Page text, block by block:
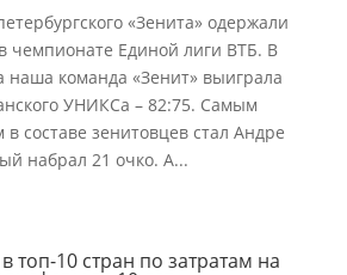
«Зенита» одержали
чемпионате Единой лиги ВТБ. В
наша команда «Зенит» выиграла
УНИКСа – 82:75. Самым
составе зенитовцев стал Андре
набрал 21 очко. А...
топ-10 стран по затратам на